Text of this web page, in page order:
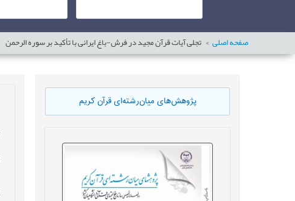
صفحه اصلی تجلی آیات قرآن مجید در فرش-باغ ایرانی با تأکید بر سوره الرحمن
پژوهش‌های میان‌رشته‌ای قرآن کریم